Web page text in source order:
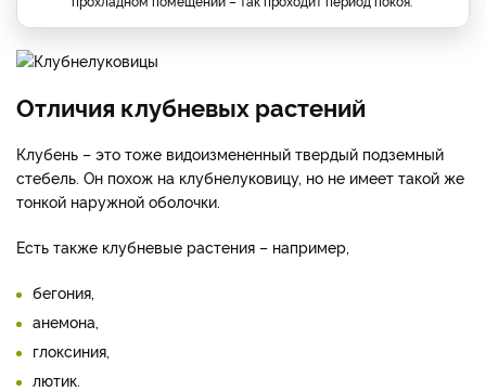
Отличия клубневых растений
Клубень – это тоже видоизмененный твердый подземный
стебель. Он похож на клубнелуковицу, но не имеет такой же
тонкой наружной оболочки.
Есть также клубневые растения – например,
бегония,
анемона,
глоксиния,
лютик.